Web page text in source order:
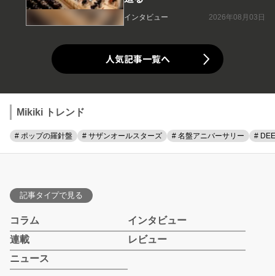
インタビュー 2026年08月03日
人気記事一覧へ
Mikiki トレンド
# ポップの羅針盤 # サザンオールスターズ # 名盤アニバーサリー #
記事タイプで見る
コラム
インタビュー
連載
レビュー
ニュース